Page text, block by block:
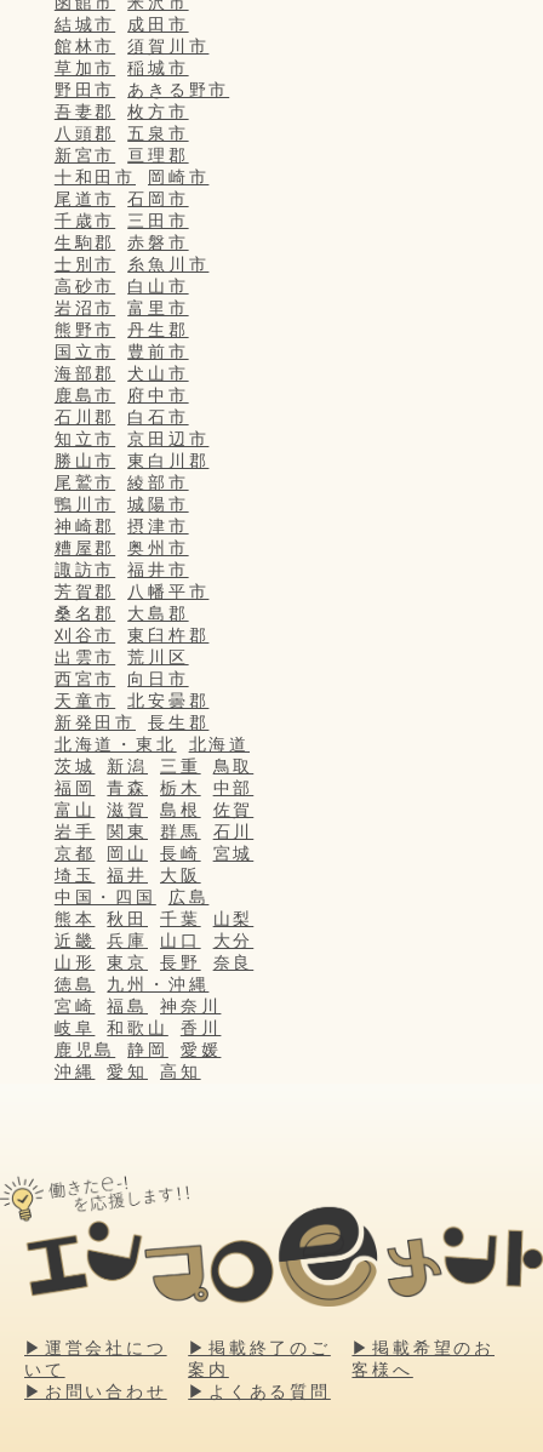
結城市
成田市
館林市
須賀川市
草加市
稲城市
野田市
あきる野市
吾妻郡
枚方市
八頭郡
五泉市
新宮市
亘理郡
十和田市
岡崎市
尾道市
石岡市
千歳市
三田市
生駒郡
赤磐市
士別市
糸魚川市
高砂市
白山市
岩沼市
富里市
熊野市
丹生郡
国立市
豊前市
海部郡
犬山市
鹿島市
府中市
石川郡
白石市
知立市
京田辺市
勝山市
東白川郡
尾鷲市
綾部市
鴨川市
城陽市
神崎郡
摂津市
糟屋郡
奥州市
諏訪市
福井市
芳賀郡
八幡平市
桑名郡
大島郡
刈谷市
東臼杵郡
出雲市
荒川区
西宮市
向日市
天童市
北安曇郡
新発田市
長生郡
北海道・東北
北海道
茨城
新潟 三重
鳥取
福岡
青森 栃木
中部
富山
滋賀 島根
佐賀
岩手
関東 群馬
石川
京都
岡山 長崎
宮城
埼玉
福井
大阪
中国・四国
広島
熊本
秋田 千葉
山梨
近畿
兵庫 山口
大分
山形
東京 長野
奈良
徳島
九州・沖縄
宮崎
福島
神奈川
岐阜
和歌山
香川
鹿児島
静岡
愛媛
沖縄
愛知 高知
▶運営会社につ
いて
▶掲載終了のご
案内
▶掲載希望のお
客様へ
▶お問い合わせ
▶よくある質問